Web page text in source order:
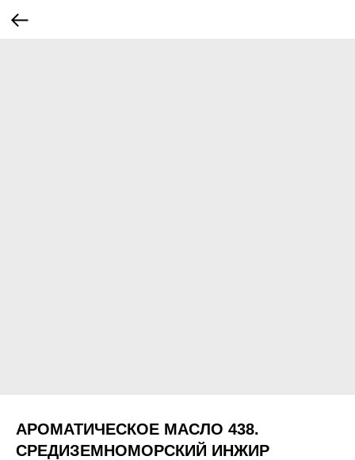
АРОМАТИЧЕСКОЕ МАСЛО 438.
СРЕДИЗЕМНОМОРСКИЙ ИНЖИР